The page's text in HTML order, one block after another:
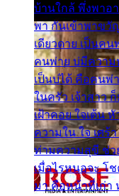
บ้านใกล้ พึ่งพาอา
พา กันเข้าพาขวั
เดียวดาย เป็นคน
คนพ่าย บ่มีความห
เป็นบ่ได้ คือคนพ่
ในครัว เจ้าสาว
เฝ้าคอย ใจเต้น
ความใน ใจ เศร้
ท่ามความสุขี ช่ว
เมื่อไรหนอจะ โ
มา คือหน้าที่เก่า